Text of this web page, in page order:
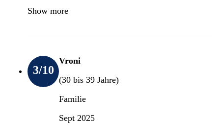
Show more
3/10
Vroni
(30 bis 39 Jahre)
Familie
Sept 2025